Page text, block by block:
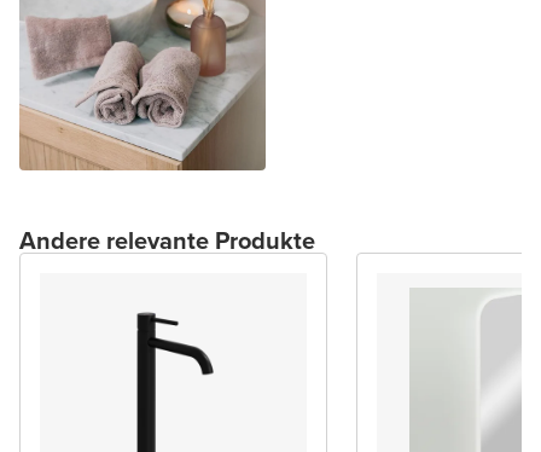
Andere relevante Produkte